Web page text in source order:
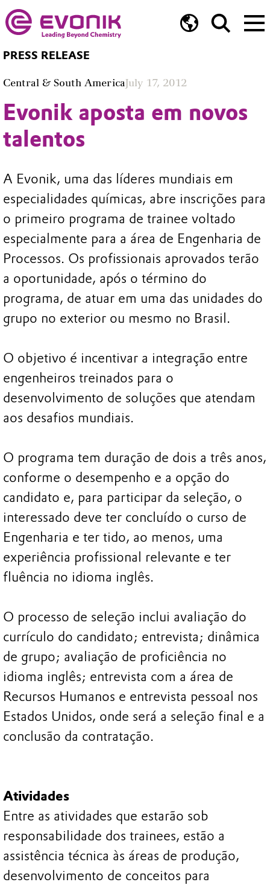
PRESS RELEASE
Central & South AmericaJuly 17, 2012
Evonik aposta em novos
talentos
A Evonik, uma das líderes mundiais em
especialidades químicas, abre inscrições para
o primeiro programa de trainee voltado
especialmente para a área de Engenharia de
Processos. Os profissionais aprovados terão
a oportunidade, após o término do
programa, de atuar em uma das unidades do
grupo no exterior ou mesmo no Brasil.
O objetivo é incentivar a integração entre
engenheiros treinados para o
desenvolvimento de soluções que atendam
aos desafios mundiais.
O programa tem duração de dois a três anos,
conforme o desempenho e a opção do
candidato e, para participar da seleção, o
interessado deve ter concluído o curso de
Engenharia e ter tido, ao menos, uma
experiência profissional relevante e ter
fluência no idioma inglês.
O processo de seleção inclui avaliação do
currículo do candidato; entrevista; dinâmica
de grupo; avaliação de proficiência no
idioma inglês; entrevista com a área de
Recursos Humanos e entrevista pessoal nos
Estados Unidos, onde será a seleção final e a
conclusão da contratação.
Atividades
Entre as atividades que estarão sob
responsabilidade dos trainees, estão a
assistência técnica às áreas de produção,
desenvolvimento de conceitos para